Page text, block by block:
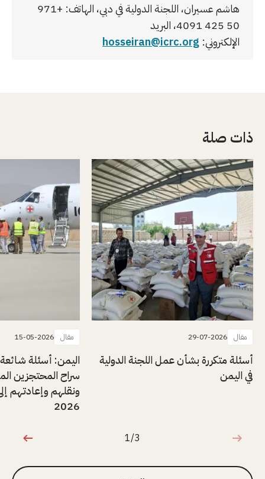
هاشم عسيران، اللجنة الدولية في دبي، الهاتف: +971
50 425 4091، البريد
الإلكتروني: hosseiran@icrc.org
ذات صلة
مقال 29-07-2026
أسئلة متكررة بشأن عمل اللجنة الدولية
في اليمن
مقال 15-05-2026
اليمن: أسئلة
سراح المحتجزين
ونقلهم وإعادتهم
2026
1 من 3
1/3